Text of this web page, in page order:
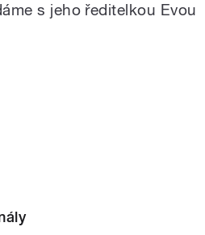
s jeho ředitelkou Evou